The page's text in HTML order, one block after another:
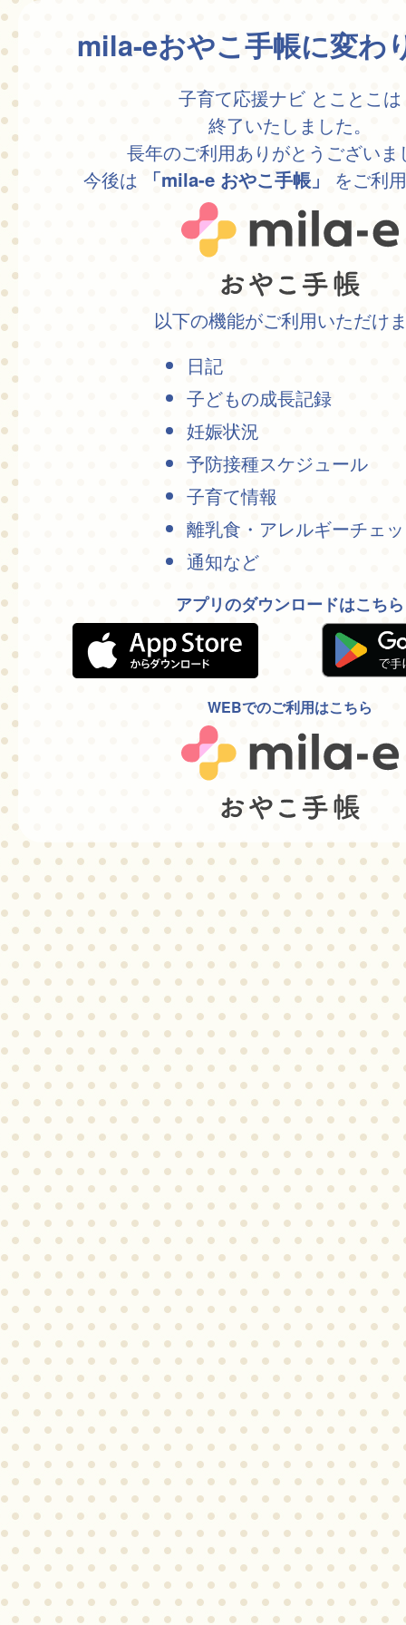
mila-eおやこ手帳に変わ
子育て応援ナビ とことこは
終了いたしました。
長年のご利用ありがとうございま
今後は
「mila-e おやこ手帳」 をご利
以下の機能がご利用いただけ
日記
子どもの成長記録
妊娠状況
予防接種スケジュール
子育て情報
離乳食・アレルギーチェ
通知など
アプリのダウンロードはこちら
WEBでのご利用はこちら